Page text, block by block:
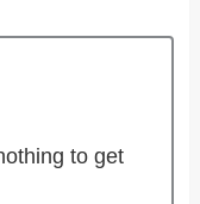
to get